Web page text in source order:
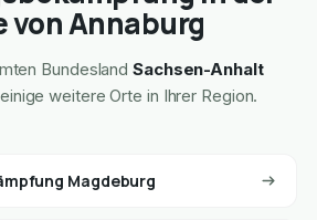
von Annaburg
BundeslandSachsen-Anhalt
weitere Orte in Ihrer Region.
Magdeburg